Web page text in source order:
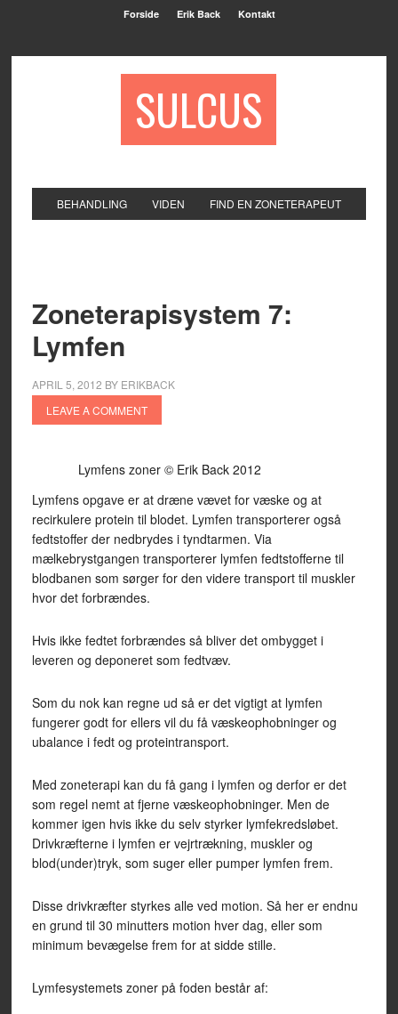
Forside Erik Back Kontakt
SULCUS
BEHANDLING VIDEN FIND EN ZONETERAPEUT
Zoneterapisystem 7:
Lymfen
APRIL 5, 2012 BY ERIKBACK
LEAVE A COMMENT
Lymfens zoner © Erik Back 2012
Lymfens opgave er at dræne vævet for væske og at
recirkulere protein til blodet. Lymfen transporterer også
fedtstoffer der nedbrydes i tyndtarmen. Via
mælkebrystgangen transporterer lymfen fedtstofferne til
blodbanen som sørger for den videre transport til muskler
hvor det forbrændes.
Hvis ikke fedtet forbrændes så bliver det ombygget i
leveren og deponeret som fedtvæv.
Som du nok kan regne ud så er det vigtigt at lymfen
fungerer godt for ellers vil du få væskeophobninger og
ubalance i fedt og proteintransport.
Med zoneterapi kan du få gang i lymfen og derfor er det
som regel nemt at fjerne væskeophobninger. Men de
kommer igen hvis ikke du selv styrker lymfekredsløbet.
Drivkræfterne i lymfen er vejrtrækning, muskler og
blod(under)tryk, som suger eller pumper lymfen frem.
Disse drivkræfter styrkes alle ved motion. Så her er endnu
en grund til 30 minutters motion hver dag, eller som
minimum bevægelse frem for at sidde stille.
Lymfesystemets zoner på foden består af: